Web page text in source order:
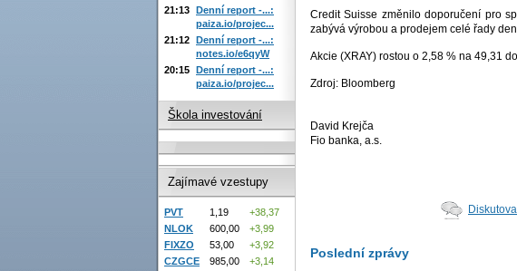
Credit Suisse změnilo doporučení pro
zabývá výrobou a prodejem celé řady
Akcie (XRAY) rostou o 2,58 % na 49,31
Zdroj: Bloomberg
David Krejča
Fio banka, a.s.
Poslední zprávy
21:13 Denní report -...:
paiza.io/projec...
21:12 Denní report -...:
notes.io/e6qyW
20:15 Denní report -...:
paiza.io/projec...
Škola investování
Zajímavé vzestupy
PVT 1,19
+38,37
NLOK
600,00
+3,99
FIXZO
53,00
+3,92
CZGCE
985,00
+3,14